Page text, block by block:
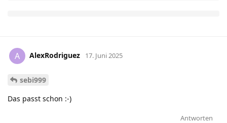
A AlexRodriguez 17. Juni 2025
sebi999
Das passt schon :-)
Antworten